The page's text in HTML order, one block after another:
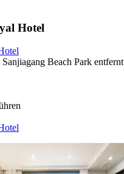
Hotel
Beach Park entfernt